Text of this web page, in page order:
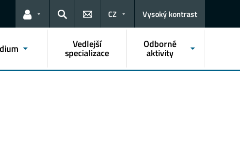
Odkazy pro uživatele
Hledat
CZ Vysoký kontrast
Vedlejší
specializace
Odborné
aktivity